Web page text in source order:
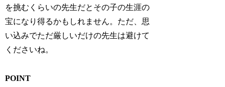
を挑むくらいの先生だとその子の生涯の
宝になり得るかもしれません。ただ、思
い込みでただ厳しいだけの先生は避けて
くださいね。
POINT